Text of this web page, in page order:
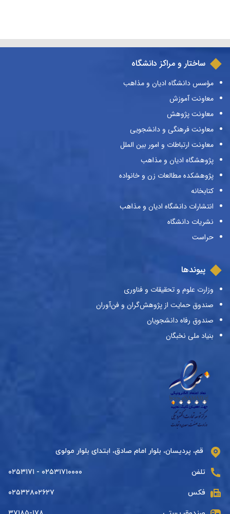
ساختار و مراکز دانشگاه
مؤسس دانشگاه ادیان و مذاهب
معاونت آموزش
معاونت پژوهش
معاونت فرهنگی و دانشجویی
معاونت ارتباطات و امور بین الملل
پژوهشگاه ادیان و مذاهب
پژوهشکده مطالعات زن و خانواده
کتابخانه
انتشارات دانشگاه ادیان و مذاهب
نشریات دانشگاه
حراست
پیوندها
وزارت علوم و تحقیقات و فناوری
صندوق حمایت از پژوهش‌گران و فن‌آوران
صندوق رفاه دانشجویان
بنیاد ملی نخبگان
قم، پردیسان، بلوار امام صادق، ابتدای بلوار مولوی
تلفن ۰۲۵۳۱۷۱۰۰۰۰ - ۰۲۵۳۱۷۱
فکس ۰۲۵۳۲۸۰۲۶۲۷